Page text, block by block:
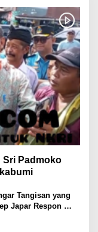
Sri Padmoko
Tangisan yang
Japar Respon